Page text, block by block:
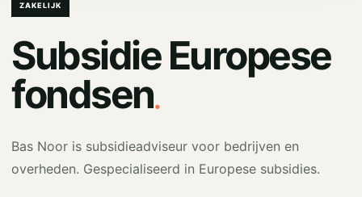
ZAKELIJK
Subsidie Europese
fondsen.
Bas Noor is subsidieadviseur voor bedrijven en
overheden. Gespecialiseerd in Europese subsidies.